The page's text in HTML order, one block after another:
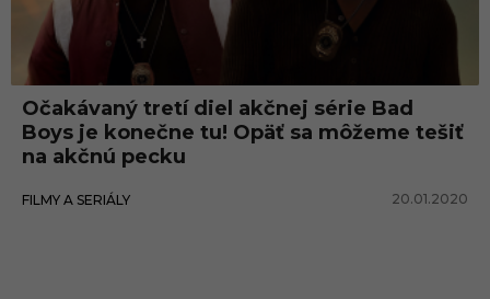
d
i
e
Očakávaný tretí diel akčnej série Bad
Boys je konečne tu! Opäť sa môžeme tešiť
na akčnú pecku
FILMY A SERIÁLY 20.01.2020